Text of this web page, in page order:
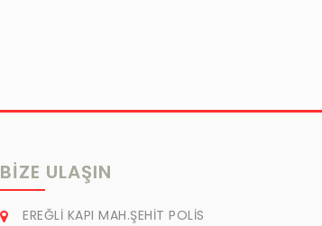
BIZE ULAŞIN
EREĞLİ KAPI MAH.ŞEHİT POLİS